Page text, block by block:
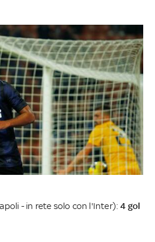
- in rete solo con l'Inter):4 gol